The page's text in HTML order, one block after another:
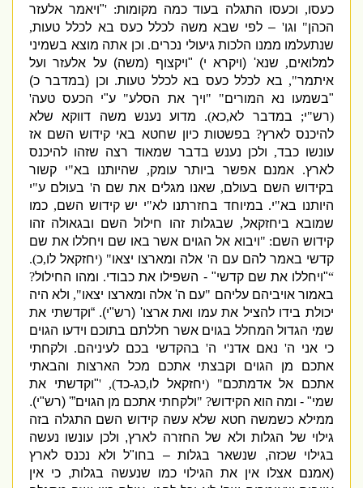
כעסו,וכעסו התגלה בעוד כמה מקומות: '
" ויאמר אלעזר
הכהן"וגו '
–לפי שבא משה לכלל כעס בא לכלל טעות,
שנתעלמו ממנו הלכות גיעולי נכרים.וכן אתה מוצא בשמיני
למלואים,שנא' (ויקרא י) " ויקצוף(משה)על אלעזר ועל
איתמר",בא לכלל כעס בא לכלל טעות.וכן(במדבר כ
בשמעו נא המורים" " ויך את הסלע"ע י הכעס טעה'
רש"י;במדבר לא,כא).מדוע נענש משה דווקא שלא
להיכנס לארץ?בפשטות כיון שחטא באי קידוש השם אז
עונשו כבד,ולכן נענש בדבר שמאוד רצה שזהו להיכנס
לארץ.אמנם אפשר ביותר עומק,שהיותנו בא"י קשור
בקידוש השם בעולם,שאנו מגלים את שם ה 'בעולם ע "י
היותנו בא"י.במיוחד בחזרתנו לא"י יש קידוש השם,כמו
שמובא ביחזקאל,שבגלות זהו חילול השם ובגאולה זהו
קידוש השם: "ויבוא אל הגוים אשר באו שם ויחללו את שם
קדשי באמר להם עם ה 'אלה ומארצו יצאו" (יחזקאל לו ,כ).
ויחללו את שם קדשי" - השפילו את כבודי.ומהו החילול?
באמור אויביהם עליהם"עם ה'אלה ומארצו יצאו",ולא היה
יכולת בידו להציל את עמו ואת ארצו' (רש"י).
“וקדשתי את
שמי הגדול המחלל בגוים אשר חללתם בתוכם וידעו הגוים
כי אני ה 'נאם אדנ'י ה 'בהקדשי בכם לעיניהם.ולקחתי
אתכם מן הגוים וקבצתי אתכם מכל הארצות והבאתי
אתכם אל אדמתכם" ( יחזקאל לו ,כג-כד), '
" וקדשתי את
שמי" -ומה הוא הקידוש? "ולקחתי אתכם מן הגוים”' (רש"י).
ממילא כשמשה חטא שלא עשה קידוש השם התגלה בזה
גילוי של הגלות ולא של החזרה לארץ,ולכן עונשו נעשה
בגילוי שכזה,שנשאר בגלות – בחו"ל ולא נכנס לארץ
אמנם אצלו אין את הגילוי כמו שנעשה בגלות,כי אין